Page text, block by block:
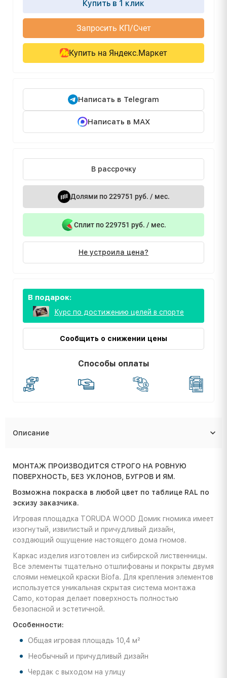
Купить в 1 клик
Запросить КП/Счет
Купить на Яндекс.Маркет
Написать в Telegram
Написать в MAX
В рассрочку
Долями по 229751 руб. / мес.
Сплит по 229751 руб. / мес.
Не устроила цена?
В подарок:
Курс по достижению целей в спорте
Сообщить о снижении цены
Способы оплаты
Описание
МОНТАЖ ПРОИЗВОДИТСЯ СТРОГО НА РОВНУЮ
ПОВЕРХНОСТЬ, БЕЗ УКЛОНОВ, БУГРОВ И ЯМ.
Возможна покраска в любой цвет по таблице RAL по
эскизу заказчика.
Игровая площадка TORUDA WOOD Домик гномика имеет
изогнутый, извилистый и причудливый дизайн,
создающий ощущение настоящего дома гномов.
Каркас изделия изготовлен из сибирской лиственницы.
Все элементы тщательно отшлифованы и покрыты двумя
слоями немецкой краски Biofa. Для крепления элементов
используется уникальная скрытая система монтажа
Camo, которая делает поверхность полностью
безопасной и эстетичной.
Особенности:
Общая игровая площадь 10,4 м²
Необычный и причудливый дизайн
Чердак с выходом на улицу